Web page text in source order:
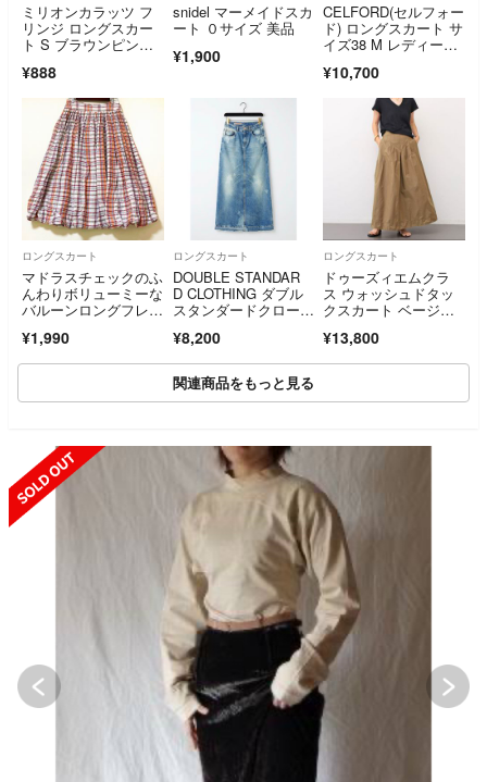
ミリオンカラッツ フ
リンジ ロングスカー
ト S ブラウンピン
¥888
snidel マーメイドスカ
ート ０サイズ 美品
¥1,900
CELFORD(セルフォー
ド) ロングスカート サ
イズ38 M レディース
¥10,700
ロングスカート
マドラスチェックのふ
んわりボリューミーな
バルーンロングフレア
¥1,990
ロングスカート
DOUBLE STANDAR
D CLOTHING ダブル
スタンダードクロージ
カート パッチワーク
¥8,200
ロングスカート
ドゥーズィエムクラ
ス ウォッシュドタッ
クスカート ベージ
¥13,800
関連商品をもっと見る